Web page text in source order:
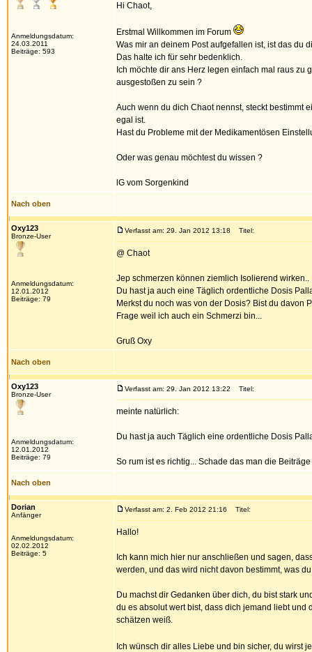
Anmeldungsdatum:
24.03.2011
Beiträge: 593
Hi Chaot,
Erstmal Willkommen im Forum
Was mir an deinem Post aufgefallen ist, ist das du
Das halte ich für sehr bedenklich.
Ich möchte dir ans Herz legen einfach mal raus
ausgestoßen zu sein ?
Auch wenn du dich Chaot nennst, steckt bestimmt
egal ist.
Hast du Probleme mit der Medikamentösen
Oder was genau möchtest du wissen ?
lG vom Sorgenkind
Nach oben
Oxy123
Bronze-User
Anmeldungsdatum:
12.01.2012
Beiträge: 79
Verfasst am: 29. Jan 2012 13:18 Titel:
@ Chaot
Jep schmerzen können ziemlich Isolierend
Du hast ja auch eine Täglich ordentliche Dosis
Merkst du noch was von der Dosis? Bist du davon
Frage weil ich auch ein Schmerzi bin...
Gruß Oxy
Nach oben
Oxy123
Bronze-User
Anmeldungsdatum:
12.01.2012
Beiträge: 79
Verfasst am: 29. Jan 2012 13:22 Titel:
meinte natürlich:
Du hast ja auch Täglich eine ordentliche Dosis
So rum ist es richtig... Schade das man die
Nach oben
Dorian
Anfänger
Anmeldungsdatum:
02.02.2012
Beiträge: 5
Verfasst am: 2. Feb 2012 21:16 Titel:
Hallo!
Ich kann mich hier nur anschließen und sagen,
werden, und das wird nicht davon bestimmt, was
Du machst dir Gedanken über dich, du bist stark
du es absolut wert bist, dass dich jemand liebt
schätzen weiß.
Ich wünsch dir alles Liebe und bin sicher, du wirst